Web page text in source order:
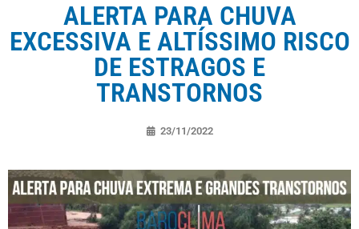
ALERTA PARA CHUVA
EXCESSIVA E ALTÍSSIMO RISCO
DE ESTRAGOS E
TRANSTORNOS
23/11/2022